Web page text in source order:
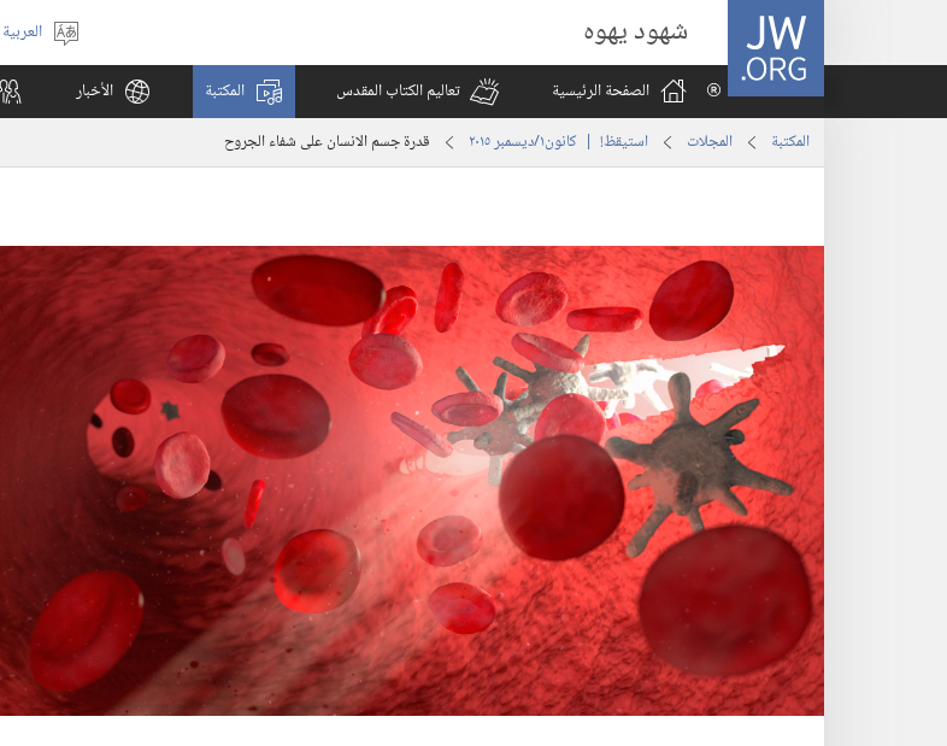
JW.ORG شهود يهوه
اختر
اللغة
العربية
الصفحة الرئيسية
تعاليم الكتاب المقدس المكتبة الأخبار
المكتبة المجلات استيقظ‏!‏ | ‏‎كانون١/ديسمبر‏ ‏‎٢٠١٥‏ قدرة جسم الانسان على شفاء الجروح